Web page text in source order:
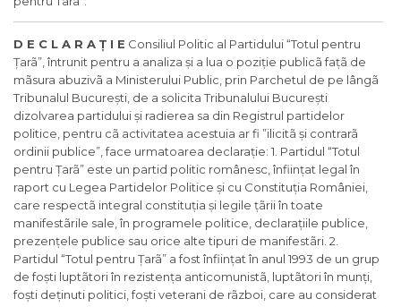
D E C L A R A Ț I E Consiliul Politic al Partidului “Totul pentru
Țarã”, întrunit pentru a analiza și a lua o poziție publicã fațã de
mãsura abuzivã a Ministerului Public, prin Parchetul de pe lângã
Tribunalul București, de a solicita Tribunalului București
dizolvarea partidului și radierea sa din Registrul partidelor
politice, pentru cã activitatea acestuia ar fi ”ilicitã și contrarã
ordinii publice”, face urmatoarea declarație: 1. Partidul “Totul
pentru Țarã” este un partid politic românesc, înființat legal în
raport cu Legea Partidelor Politice și cu Constituția României,
care respectã integral constituția și legile țãrii în toate
manifestãrile sale, în programele politice, declarațiile publice,
prezențele publice sau orice alte tipuri de manifestãri. 2.
Partidul “Totul pentru Țarã” a fost înființat în anul 1993 de un grup
de foști luptãtori în rezistența anticomunistã, luptãtori în munți,
foști deținuti politici, foști veterani de rãzboi, care au considerat